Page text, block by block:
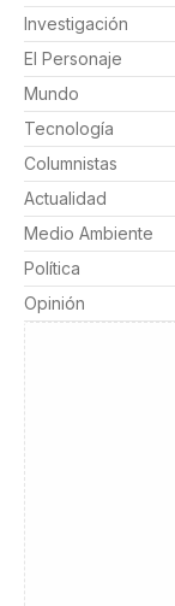
Investigación
El Personaje
Mundo
Tecnología
Columnistas
Actualidad
Medio Ambiente
Política
Opinión